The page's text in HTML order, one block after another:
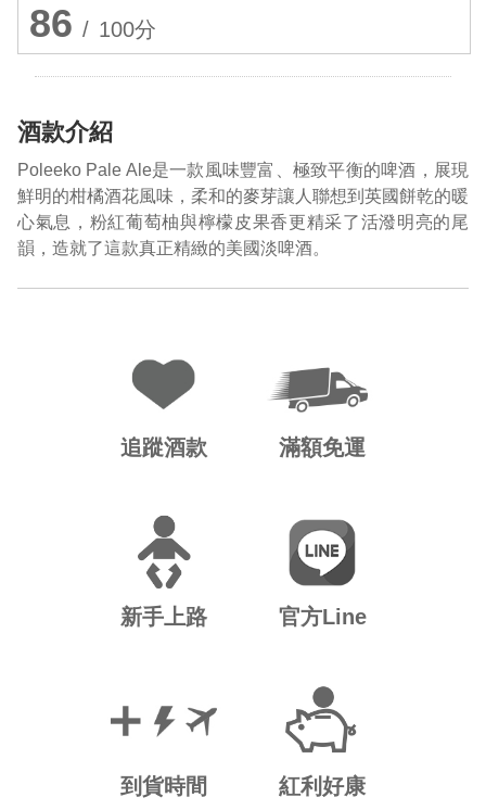
86 / 100分
酒款介紹
Poleeko Pale Ale是一款風味豐富、極致平衡的啤酒，展現
鮮明的柑橘酒花風味，柔和的麥芽讓人聯想到英國餅乾的暖
心氣息，粉紅葡萄柚與檸檬皮果香更精采了活潑明亮的尾
韻，造就了這款真正精緻的美國淡啤酒。
追蹤酒款 滿額免運
新手上路 官方Line
到貨時間 紅利好康